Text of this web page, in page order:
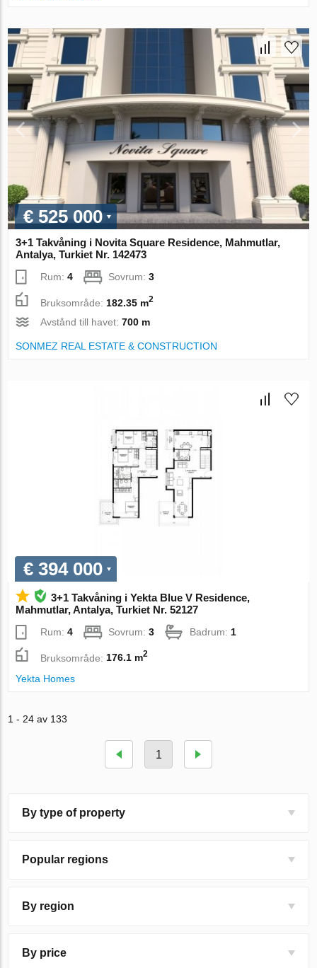
€ 525 000
3+1 Takvåning i Novita Square Residence, Mahmutlar,
Antalya, Turkiet Nr. 142473
Rum:4 Sovrum:3
Bruksområde: 182.35 m2
Avstånd till havet:700 m
SONMEZ REAL ESTATE & CONSTRUCTION
€ 394 000
3+1 Takvåning i Yekta Blue V Residence,
Mahmutlar, Antalya, Turkiet Nr. 52127
Rum:4 Sovrum:3 Badrum: 1
Bruksområde:176.1 m2
Yekta Homes
1 - 24 av 133
1
By type of property
Popular regions
By region
By price